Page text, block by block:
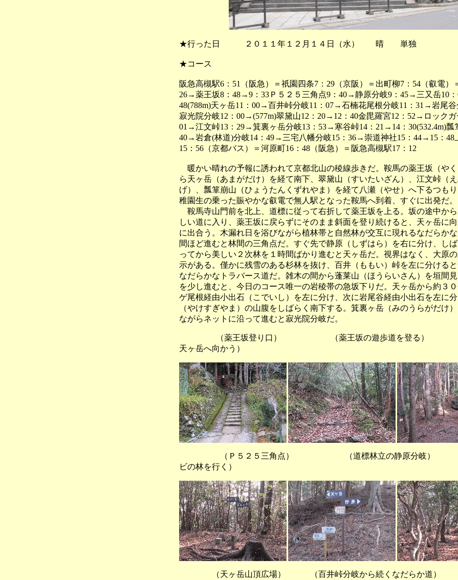
★行った日 ２０１１年１２月１４日（水） 晴 単独
★コース
阪急高槻駅6：51（阪急）＝祇園四条7：29（京阪）＝出町柳7：54（叡電）
26→薬王坂8：48→9：33Ｐ５２５三角点9：40→静原分岐9：45→三又岳10：
48(788m)天ヶ岳11：00→百井峠分岐11：07→石楠花尾根分岐11：31→岩尾
寂光院分岐12：00→(577m)翠黛山12：20→12：40金毘羅宮12：52→ロックガ
01→江文峠13：29→箕裏ヶ岳分岐13：53→寒谷峠14：21→14：30(532.4m)瓢
40→岩倉(林道)分岐14：49→三宅八幡分岐15：36→崇道神社15：44→15：48
15：56（京都バス）＝河原町16：48（阪急）＝阪急高槻駅17：12
暖かい晴れの予報に誘われて京都北山の稜線歩きだ。鞍馬の薬王坂（や
ら天ヶ岳（あまがだけ）を経て南下、翠黛山（すいたいざん）、江文峠（え
げ）、瓢箪崩山（ひょうたんくずれやま）を経て八瀬（やせ）へ下るつも
稚園生の乗った賑やかな叡電で無人駅となった鞍馬へ到着、すぐに出発だ。
鞍馬寺山門前を北上、道標に従って右折して薬王坂を上る。坂の途中か
しい道に入り、薬王坂に戻らずにそのまま斜面を登り続けると、天ヶ岳に
に出合う。木漏れ日を浴びながら植林帯と自然林が交互に現れるなだらか
間ほど進むと林間の三角点だ。すぐ先で静原（しずはら）を右に分け、し
ってから美しい２次林を１時間ばかり進むと天ヶ岳だ。視界はなく、大原
示がある。僅かに残雪のある杉林を抜け、百井（ももい）峠を左に分ける
なだらかなトラバース道だ。雑木の間から蓬莱山（ほうらいさん）を垣間
を少し進むと、今日のコース唯一の岩稜帯の急坂下りだ。天ヶ岳から約３
ゲ尾根経由小出石（こでいし）を左に分け、次に岩尾谷経由小出石を左に
（やけすぎやま）の山腹をしばらく南下する。箕裏ヶ岳（みのうらがだけ
ながらネットに沿って進むと寂光院分岐だ。
（薬王坂登り口） （薬王坂の遊歩道を登る） （薬
天ヶ岳へ向かう）
（Ｐ５２５三角点） （道標林立の静原分岐
ビの林を行く）
（天ヶ岳山頂広場） （百井峠分岐から続くなだらか道） （